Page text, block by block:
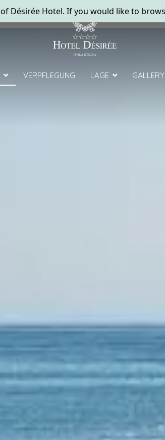
VERPFLEGUNG LAGE GALLERY